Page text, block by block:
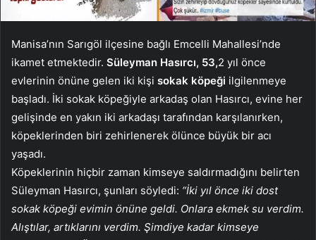
Manisa’nın Sarıgöl ilçesine bağlı Emcelli Mahallesi’nde
ikamet etmektedir. Süleyman Hasırcı, 53,2 yıl önce
evlerinin önüne gelen iki kişi sokak köpeği ilgilenmeye
başladı. İki sokak köpeğiyle arkadaş olan Hasırcı, evine her
gelişinde en yakın iki arkadaşı tarafından karşılanırken,
köpeklerinden biri zehirlenerek ölünce büyük bir acı
yaşadı.
Köpeklerinin hiçbir zaman kimseye saldırmadığını belirten
Süleyman Hasırcı, şunları söyledi: “İki yıl önce iki dost
sokak köpeği evimin önüne geldi. Onlara ekmek su verdim.
Alıştılar, artıklarını verdim. Şimdiye kadar kimseye